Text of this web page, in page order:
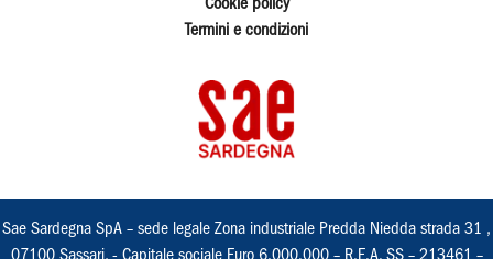
Cookie policy
Termini e condizioni
Sae Sardegna SpA – sede legale Zona industriale Predda Niedda strada 31 ,
07100 Sassari, - Capitale sociale Euro 6.000.000 – R.E.A. SS – 213461 –